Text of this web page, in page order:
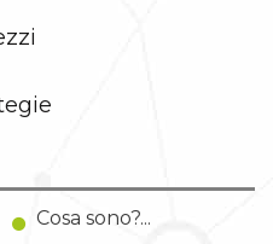
Cosa sono?...